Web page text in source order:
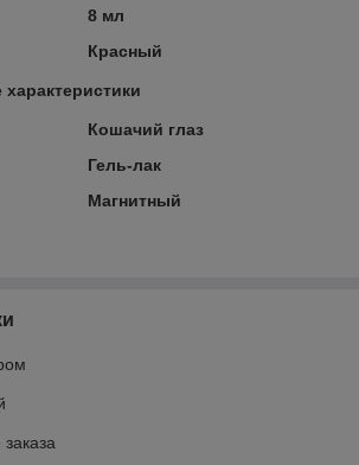
8 мл
Красный
Кошачий глаз
Гель-лак
Магнитный